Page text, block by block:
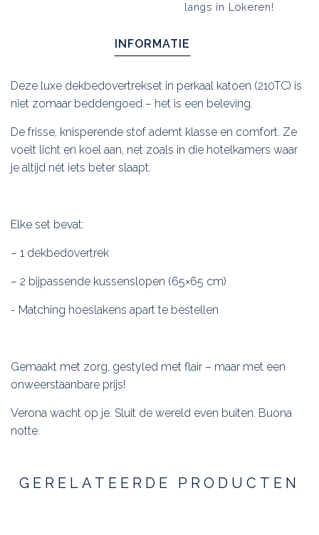
langs in Lokeren!
INFORMATIE
Deze luxe dekbedovertrekset in perkaal katoen (210TC) is
niet zomaar beddengoed – het is een beleving.
De frisse, knisperende stof ademt klasse en comfort. Ze
voelt licht en koel aan, net zoals in die hotelkamers waar
je altijd nét iets beter slaapt.
Elke set bevat:
– 1 dekbedovertrek
– 2 bijpassende kussenslopen (65×65 cm)
- Matching hoeslakens apart te bestellen
Gemaakt met zorg, gestyled met flair – maar met een
onweerstaanbare prijs!
Verona wacht op je. Sluit de wereld even buiten. Buona
notte.
GERELATEERDE PRODUCTEN